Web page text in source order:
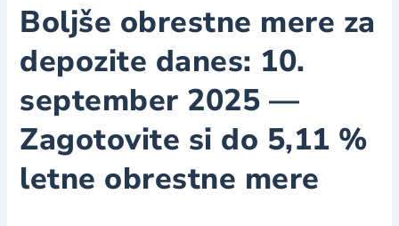
Boljše obrestne mere za
depozite danes: 10.
september 2025 —
Zagotovite si do 5,11 %
letne obrestne mere